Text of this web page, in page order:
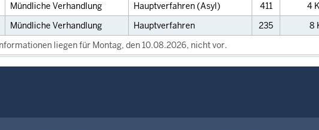
Mündliche Verhandlung Hauptverfahren (Asyl) 411
4
Mündliche Verhandlung Hauptverfahren 235
8
liegen für Montag, den 10.08.2026, nicht vor.